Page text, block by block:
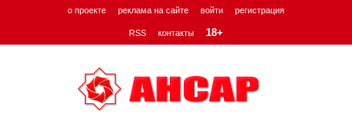
о проекте реклама на сайте войти регистрация
RSS контакты 18+